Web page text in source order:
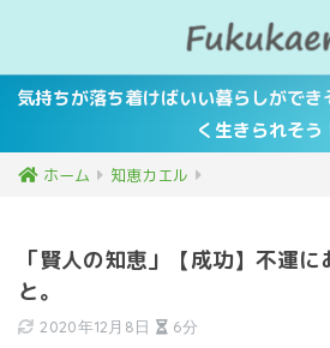
気持ちが落ち着けばいい暮らしがで
く生きられそう
ホーム 知恵カエル
「賢人の知恵」【成功】不運
と。
2020年12月8日 6分